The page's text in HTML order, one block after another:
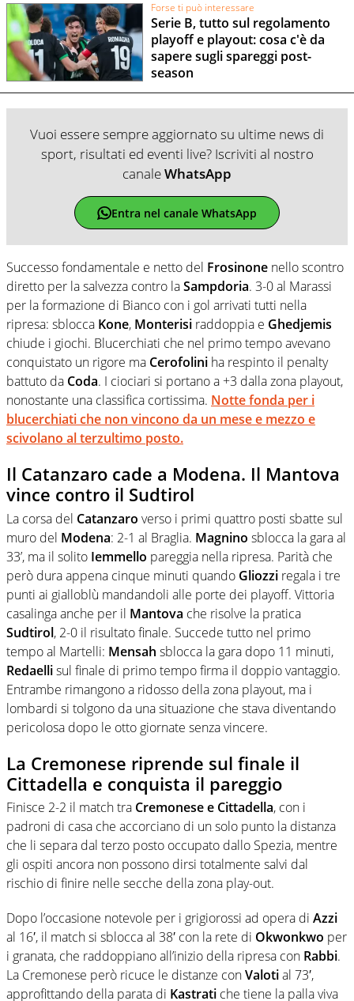
Forse ti può interessare
Serie B, tutto sul regolamento
playoff e playout: cosa c'è da
sapere sugli spareggi post-
season
Vuoi essere sempre aggiornato su ultime news di
sport, risultati ed eventi live? Iscriviti al nostro
canaleWhatsApp
Entra nel canale WhatsApp
Successo fondamentale e netto del Frosinone nello scontro
diretto per la salvezza contro laSampdoria. 3-0 al Marassi
per la formazione di Bianco con i gol arrivati tutti nella
ripresa: sblocca Kone, Monterisi raddoppia e Ghedjemis
chiude i giochi. Blucerchiati che nel primo tempo avevano
conquistato un rigore ma Cerofolini ha respinto il penalty
battuto da Coda. I ciociari si portano a +3 dalla zona playout,
nonostante una classifica cortissima. Notte fonda per i
blucerchiati che non vincono da un mese e mezzo e
scivolano al terzultimo posto.
Il Catanzaro cade a Modena. Il Mantova
vince contro il Sudtirol
La corsa del Catanzaro verso i primi quattro posti sbatte sul
muro del Modena: 2-1 al Braglia. Magnino sblocca la gara al
33’, ma il solito Iemmello pareggia nella ripresa. Parità che
però dura appena cinque minuti quando Gliozzi regala i tre
punti ai gialloblù mandandoli alle porte dei playoff. Vittoria
casalinga anche per il Mantova che risolve la pratica
Sudtirol, 2-0 il risultato finale. Succede tutto nel primo
tempo al Martelli: Mensah sblocca la gara dopo 11 minuti,
Redaellisul finale di primo tempo firma il doppio vantaggio.
Entrambe rimangono a ridosso della zona playout, ma i
lombardi si tolgono da una situazione che stava diventando
pericolosa dopo le otto giornate senza vincere.
La Cremonese riprende sul finale il
Cittadella e conquista il pareggio
Finisce 2-2 il match tra Cremonese e Cittadella, con i
padroni di casa che accorciano di un solo punto la distanza
che li separa dal terzo posto occupato dallo Spezia, mentre
gli ospiti ancora non possono dirsi totalmente salvi dal
rischio di finire nelle secche della zona play-out.
Dopo l’occasione notevole per i grigiorossi ad opera di Azzi
al 16′, il match si sblocca al 38′ con la rete di Okwonkwo per
i granata, che raddoppiano all’inizio della ripresa con Rabbi.
La Cremonese però ricuce le distanze conValotial 73′,
approfittando della parata di Kastrati che tiene la palla viva